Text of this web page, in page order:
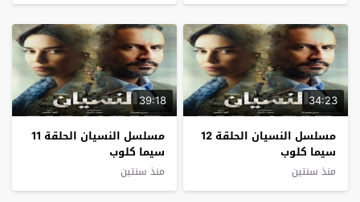
34:23
مسلسل النسيان الحلقة 12
سيما كلوب
منذ سنتين
39:18
مسلسل النسيان الحلقة 11
سيما كلوب
منذ سنتين